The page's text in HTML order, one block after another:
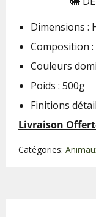
Dimensions :
Composition :
Couleurs
Poids : 500g
Finitions
Livraison
Catégories: